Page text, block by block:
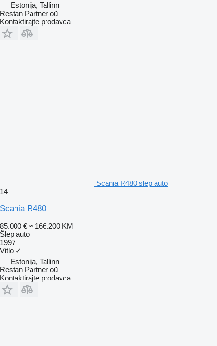
Estonija, Tallinn
Restan Partner oü
Kontaktirajte prodavca
Scania R480 šlep auto
14
Scania R480
85.000 € ≈ 166.200 KM
Šlep auto
1997
Vitlo ✓
Estonija, Tallinn
Restan Partner oü
Kontaktirajte prodavca